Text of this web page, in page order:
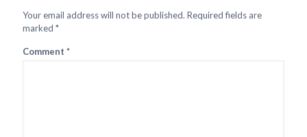
Your email address will not be published. Required fields are
marked *
Comment *